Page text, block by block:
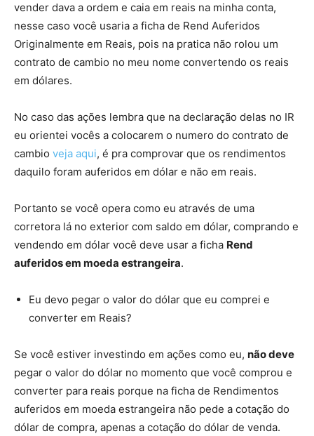
vender dava a ordem e caia em reais na minha conta,
nesse caso você usaria a ficha de Rend Auferidos
Originalmente em Reais, pois na pratica não rolou um
contrato de cambio no meu nome convertendo os reais
em dólares.
No caso das ações lembra que na declaração delas no IR
eu orientei vocês a colocarem o numero do contrato de
cambio veja aqui, é pra comprovar que os rendimentos
daquilo foram auferidos em dólar e não em reais.
Portanto se você opera como eu através de uma
corretora lá no exterior com saldo em dólar, comprando e
vendendo em dólar você deve usar a ficha Rend
auferidos em moeda estrangeira.
Eu devo pegar o valor do dólar que eu comprei e
converter em Reais?
Se você estiver investindo em ações como eu, não deve
pegar o valor do dólar no momento que você comprou e
converter para reais porque na ficha de Rendimentos
auferidos em moeda estrangeira não pede a cotação do
dólar de compra, apenas a cotação do dólar de venda.